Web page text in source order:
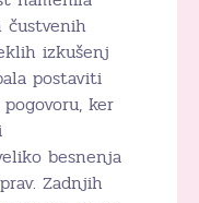
čustvenih
izkušenj
postaviti
ker
besnenja
Zadnjih